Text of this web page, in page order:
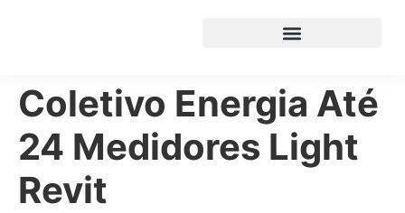
Coletivo Energia Até
24 Medidores Light
Revit